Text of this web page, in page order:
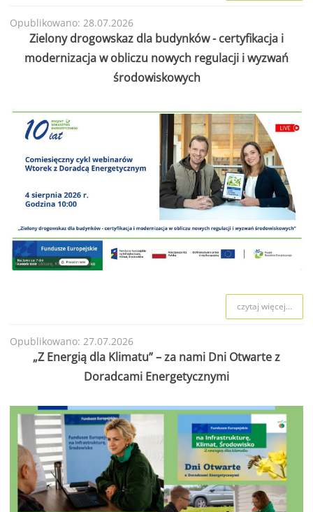
Opublikowano: 28.07.2026
Zielony drogowskaz dla budynków - certyfikacja i
modernizacja w obliczu nowych regulacji i wyzwań
środowiskowych
czytaj więcej...
Opublikowano: 27.07.2026
„Z Energią dla Klimatu” – za nami Dni Otwarte z
Doradcami Energetycznymi